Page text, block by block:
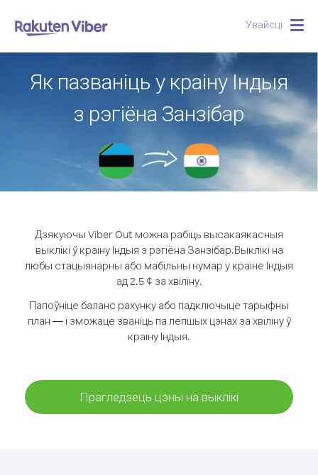
Увайсці
Як пазваніць у краіну Індыя
з рэгіёна Занзібар
Дзякуючы Viber Out можна рабіць высакаякасныя
выклікі ў краіну Індыя з рэгіёна Занзібар.Выклікі на
любы стацыянарны або мабільны нумар у краіне Індыя
ад 2.5 ¢ за хвіліну.
Папоўніце баланс рахунку або падключыце тарыфны
план — і зможаце званіць па лепшых цэнах за хвіліну ў
краіну Індыя.
Прагледзець цэны на выклікі